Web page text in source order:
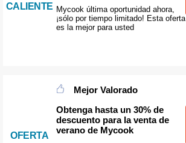
CALIENTE Mycook última oportunidad ahora,
¡sólo por tiempo limitado! Esta oferta
es la mejor para usted
OFERTA
Mejor Valorado
Obtenga hasta un 30% de
descuento para la venta de
verano de Mycook